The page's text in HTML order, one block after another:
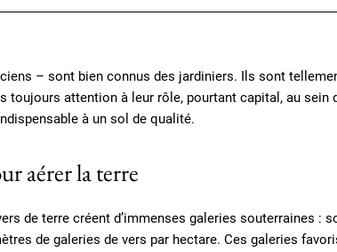
– sont bien connus des jardiniers. Ils sont
toujours attention à leur rôle, pourtant capital, au
à un sol de qualité.
aérer la terre
de terre créent d’immenses galeries souterraines :
de galeries de vers par hectare. Ces galeries